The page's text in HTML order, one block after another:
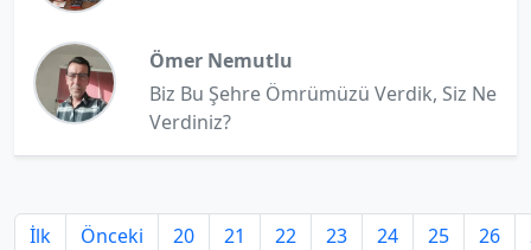
Ömer Nemutlu
Biz Bu Şehre Ömrümüzü Verdik, Siz Ne
Verdiniz?
İlk Önceki 20 21 22 23 24 25 26